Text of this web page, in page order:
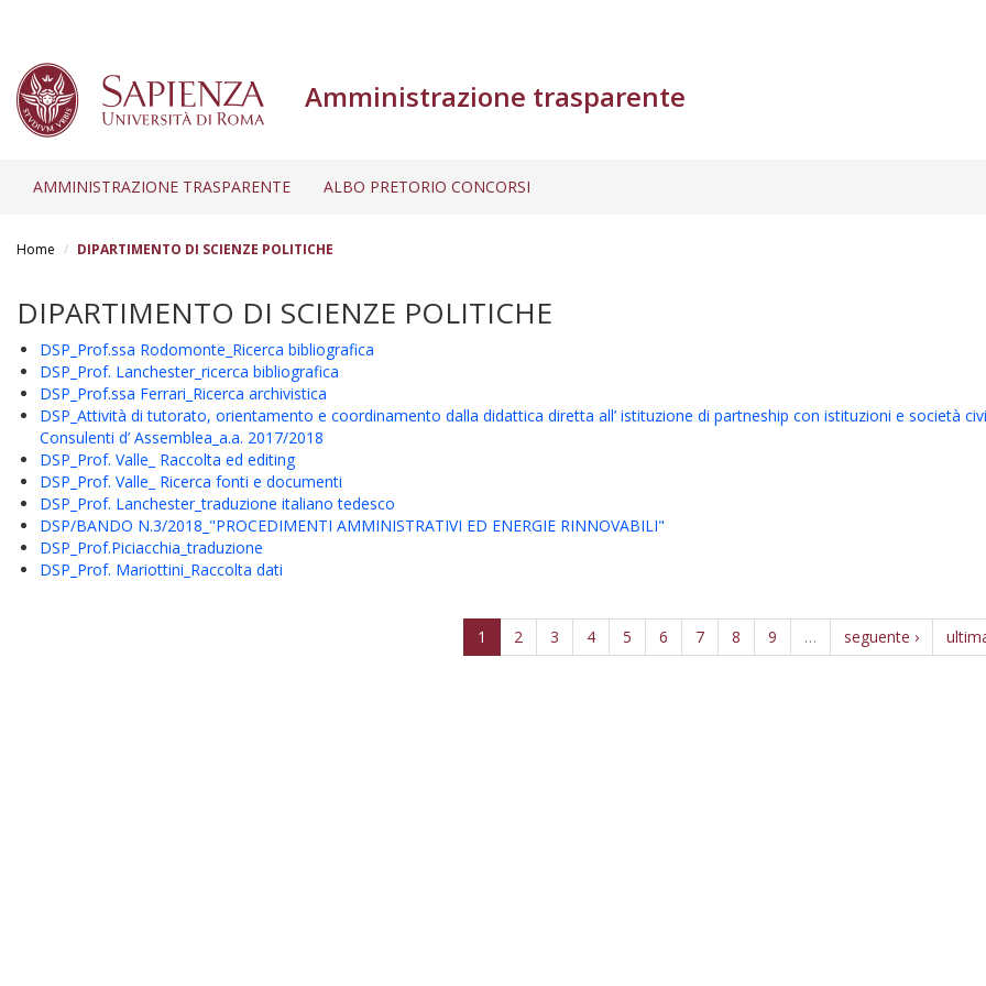
Amministrazione trasparente
AMMINISTRAZIONE TRASPARENTE ALBO PRETORIO CONCORSI
Home DIPARTIMENTO DI SCIENZE POLITICHE
DIPARTIMENTO DI SCIENZE POLITICHE
DSP_Prof.ssa Rodomonte_Ricerca bibliografica
DSP_Prof. Lanchester_ricerca bibliografica
DSP_Prof.ssa Ferrari_Ricerca archivistica
DSP_Attività di tutorato, orientamento e coordinamento dalla didattica diretta all’ istituzione di partneship con istituzioni e società
Consulenti d’ Assemblea_a.a. 2017/2018
DSP_Prof. Valle_ Raccolta ed editing
DSP_Prof. Valle_ Ricerca fonti e documenti
DSP_Prof. Lanchester_traduzione italiano tedesco
DSP/BANDO N.3/2018_"PROCEDIMENTI AMMINISTRATIVI ED ENERGIE RINNOVABILI"
DSP_Prof.Piciacchia_traduzione
DSP_Prof. Mariottini_Raccolta dati
1 2 3 4 5 6 7 8 9 … seguente ›